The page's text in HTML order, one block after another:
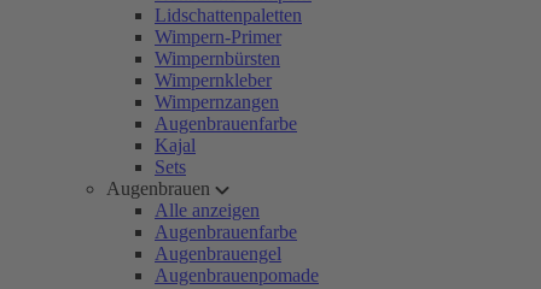
Lidschattenpaletten
Wimpern-Primer
Wimpernbürsten
Wimpernkleber
Wimpernzangen
Augenbrauenfarbe
Kajal
Sets
Augenbrauen
Alle anzeigen
Augenbrauenfarbe
Augenbrauengel
Augenbrauenpomade